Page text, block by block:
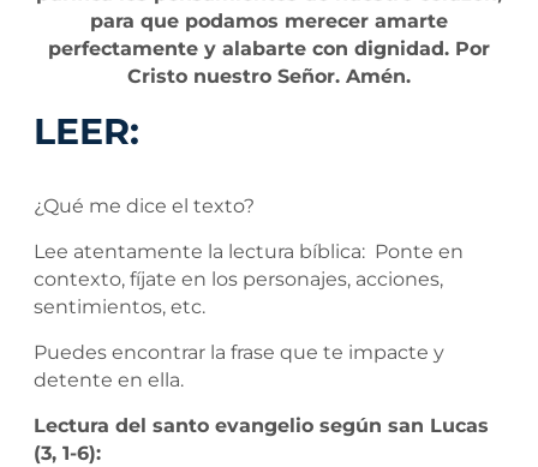
para que podamos merecer amarte
perfectamente y alabarte con dignidad. Por
Cristo nuestro Señor. Amén.
LEER:
¿Qué me dice el texto?
Lee atentamente la lectura bíblica: Ponte en
contexto, fíjate en los personajes, acciones,
sentimientos, etc.
Puedes encontrar la frase que te impacte y
detente en ella.
Lectura del santo evangelio según san Lucas
(3, 1-6):